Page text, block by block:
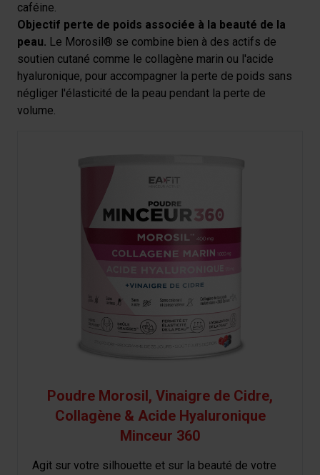
caféine.
Objectif perte de poids associée à la beauté de la
peau. Le Morosil® se combine bien à des actifs de
soutien cutané comme le collagène marin ou l'acide
hyaluronique, pour accompagner la perte de poids sans
négliger l'élasticité de la peau pendant la perte de
volume.
Poudre Morosil, Vinaigre de Cidre,
Collagène & Acide Hyaluronique
Minceur 360
Agit sur votre silhouette et sur la beauté de votre